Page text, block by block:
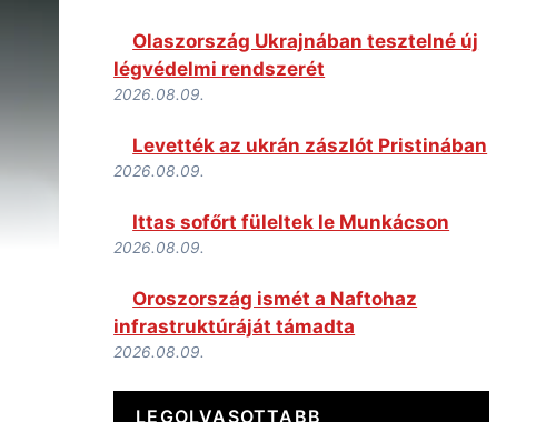
Olaszország Ukrajnában tesztelné új
légvédelmi rendszerét
2026.08.09.
Levették az ukrán zászlót Pristinában
2026.08.09.
Ittas sofőrt füleltek le Munkácson
2026.08.09.
Oroszország ismét a Naftohaz
infrastruktúráját támadta
2026.08.09.
LEGOLVASOTTABB